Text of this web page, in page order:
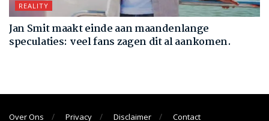
REALITY
Jan Smit maakt einde aan maandenlange
speculaties: veel fans zagen dit al aankomen.
Over Ons Privacy Disclaimer Contact